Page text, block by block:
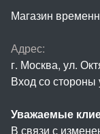
Магазин
Адрес:
г. Москва, ул.
Вход со
Уважаемые
В связи с